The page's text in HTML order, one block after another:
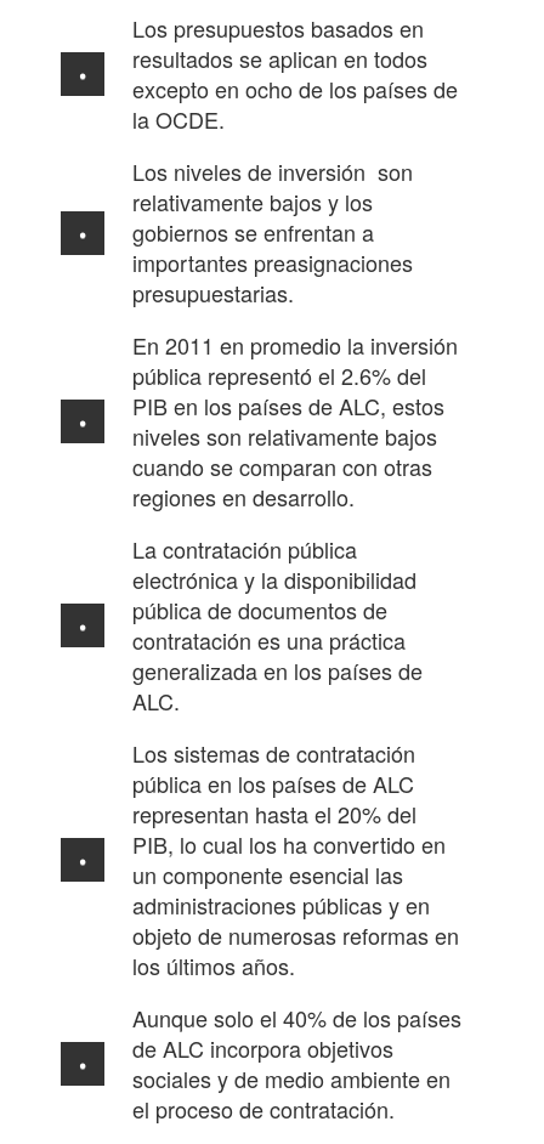
Los presupuestos basados en
resultados se aplican en todos
excepto en ocho de los países de
la OCDE.
Los niveles de inversión son
relativamente bajos y los
gobiernos se enfrentan a
importantes preasignaciones
presupuestarias.
En 2011 en promedio la inversión
pública representó el 2.6% del
PIB en los países de ALC, estos
niveles son relativamente bajos
cuando se comparan con otras
regiones en desarrollo.
La contratación pública
electrónica y la disponibilidad
pública de documentos de
contratación es una práctica
generalizada en los países de
ALC.
Los sistemas de contratación
pública en los países de ALC
representan hasta el 20% del
PIB, lo cual los ha convertido en
un componente esencial las
administraciones públicas y en
objeto de numerosas reformas en
los últimos años.
Aunque solo el 40% de los países
de ALC incorpora objetivos
sociales y de medio ambiente en
el proceso de contratación.